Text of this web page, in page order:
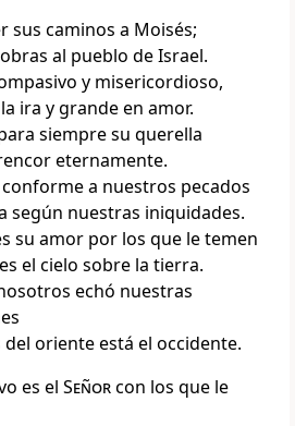
sus caminos a Moisés;
al pueblo de Israel.
y misericordioso,
ira y grande en amor.
siempre su querella
eternamente.
a nuestros pecados
según nuestras iniquidades.
su amor por los que le temen
el cielo sobre la tierra.
echó nuestras
oriente está el occidente.
es el Señorcon los que le